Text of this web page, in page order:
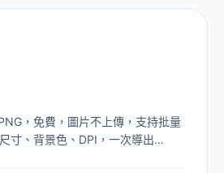
，免費，圖片不上傳，支持批量
寸、背景色、DPI，一次導出